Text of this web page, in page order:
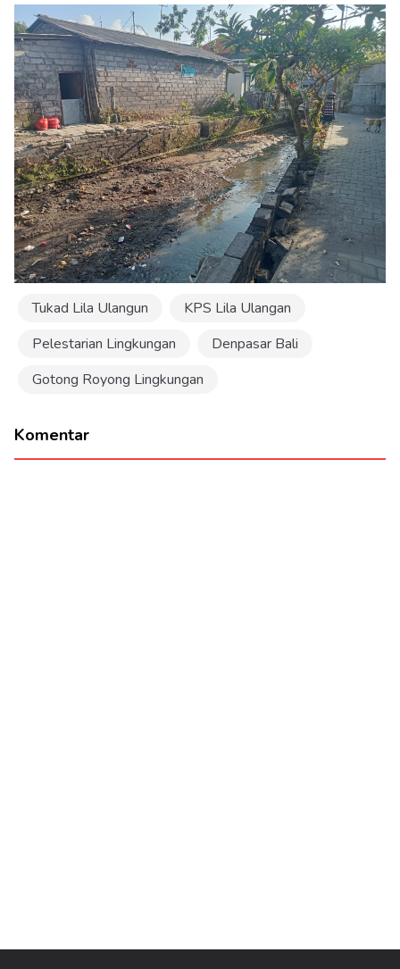
Tukad Lila Ulangun
KPS Lila Ulangan
Pelestarian Lingkungan
Denpasar Bali
Gotong Royong Lingkungan
Komentar